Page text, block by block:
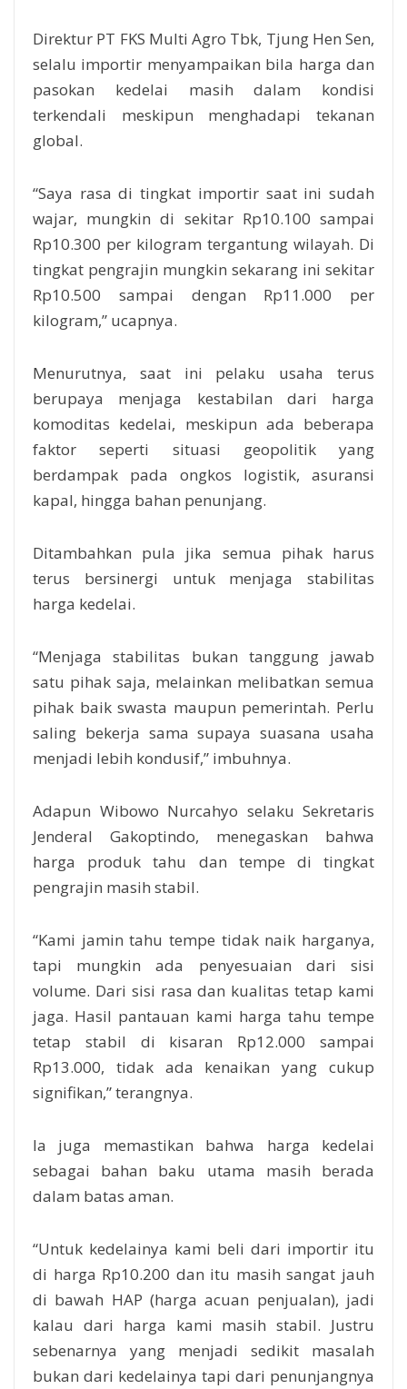
Direktur PT FKS Multi Agro Tbk, Tjung Hen Sen,
selalu importir menyampaikan bila harga dan
pasokan kedelai masih dalam kondisi
terkendali meskipun menghadapi tekanan
global.
“Saya rasa di tingkat importir saat ini sudah
wajar, mungkin di sekitar Rp10.100 sampai
Rp10.300 per kilogram tergantung wilayah. Di
tingkat pengrajin mungkin sekarang ini sekitar
Rp10.500 sampai dengan Rp11.000 per
kilogram,” ucapnya.
Menurutnya, saat ini pelaku usaha terus
berupaya menjaga kestabilan dari harga
komoditas kedelai, meskipun ada beberapa
faktor seperti situasi geopolitik yang
berdampak pada ongkos logistik, asuransi
kapal, hingga bahan penunjang.
Ditambahkan pula jika semua pihak harus
terus bersinergi untuk menjaga stabilitas
harga kedelai.
“Menjaga stabilitas bukan tanggung jawab
satu pihak saja, melainkan melibatkan semua
pihak baik swasta maupun pemerintah. Perlu
saling bekerja sama supaya suasana usaha
menjadi lebih kondusif,” imbuhnya.
Adapun Wibowo Nurcahyo selaku Sekretaris
Jenderal Gakoptindo, menegaskan bahwa
harga produk tahu dan tempe di tingkat
pengrajin masih stabil.
“Kami jamin tahu tempe tidak naik harganya,
tapi mungkin ada penyesuaian dari sisi
volume. Dari sisi rasa dan kualitas tetap kami
jaga. Hasil pantauan kami harga tahu tempe
tetap stabil di kisaran Rp12.000 sampai
Rp13.000, tidak ada kenaikan yang cukup
signifikan,” terangnya.
Ia juga memastikan bahwa harga kedelai
sebagai bahan baku utama masih berada
dalam batas aman.
“Untuk kedelainya kami beli dari importir itu
di harga Rp10.200 dan itu masih sangat jauh
di bawah HAP (harga acuan penjualan), jadi
kalau dari harga kami masih stabil. Justru
sebenarnya yang menjadi sedikit masalah
bukan dari kedelainya tapi dari penunjangnya